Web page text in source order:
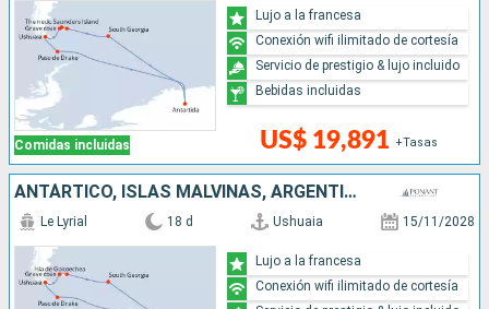
Comidas incluidas US$ 19,891 +Tasas
Lujo a la francesa
Conexión wifi ilimitado de cortesía
Servicio de prestigio & lujo incluido
Bebidas incluidas
ANTÁRTICO, ISLAS MALVINAS, ARGENTINA, REINO UNIDO
Le Lyrial 18 d Ushuaia 15/11/2028
Lujo a la francesa
Conexión wifi ilimitado de cortesía